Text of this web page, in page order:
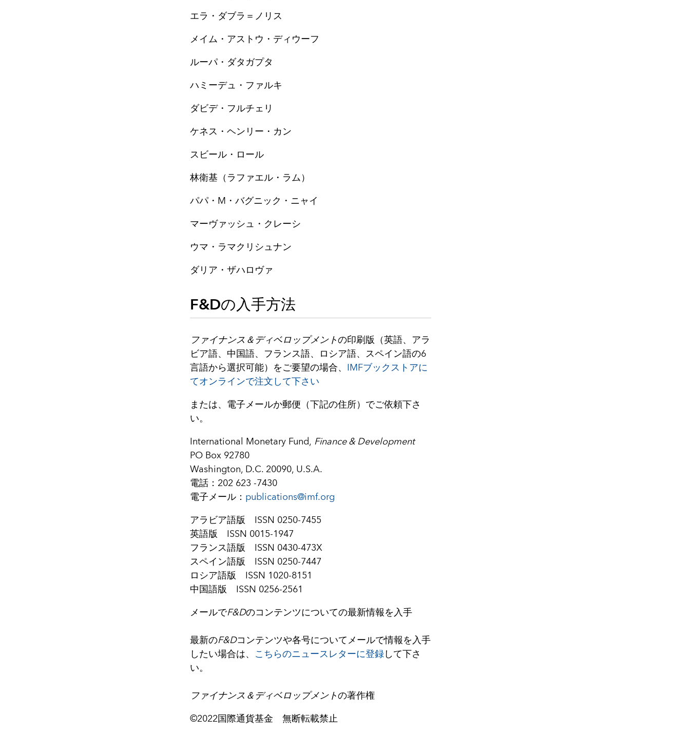
エラ・ダブラ＝ノリス
メイム・アストウ・ディウーフ
ルーパ・ダタガプタ
ハミーデュ・ファルキ
ダビデ・フルチェリ
ケネス・ヘンリー・カン
スビール・ロール
林衛基（ラファエル・ラム）
パパ・M・バグニック・ニャイ
マーヴァッシュ・クレーシ
ウマ・ラマクリシュナン
ダリア・ザハロヴァ
F&Dの入手方法
ファイナンス＆ディベロップメントの印刷版（英語、アラ
ビア語、中国語、フランス語、ロシア語、スペイン語の6
言語から選択可能）をご要望の場合、 IMFブックストアに
てオンラインで注文して下さい
または、電子メールか郵便（下記の住所）でご依頼下さ
い。
International Monetary Fund, Finance & Development
PO Box 92780
Washington, D.C. 20090, U.S.A.
電話：202 623 -7430
電子メール： publications@imf.org
アラビア語版 ISSN 0250-7455
英語版 ISSN 0015-1947
フランス語版 ISSN 0430-473X
スペイン語版 ISSN 0250-7447
ロシア語版 ISSN 1020-8151
中国語版 ISSN 0256-2561
メールでF&Dのコンテンツについての最新情報を入手
最新のF&Dコンテンツや各号についてメールで情報を入手
したい場合は、 こちらのニュースレターに登録して下さ
い。
ファイナンス＆ディベロップメントの著作権
©2022国際通貨基金 無断転載禁止